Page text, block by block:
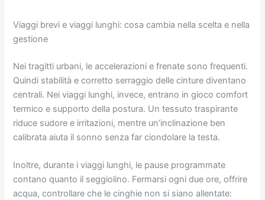
Viaggi brevi e viaggi lunghi: cosa cambia nella scelta e nella
gestione
Nei tragitti urbani, le accelerazioni e frenate sono frequenti.
Quindi stabilità e corretto serraggio delle cinture diventano
centrali. Nei viaggi lunghi, invece, entrano in gioco comfort
termico e supporto della postura. Un tessuto traspirante
riduce sudore e irritazioni, mentre un’inclinazione ben
calibrata aiuta il sonno senza far ciondolare la testa.
Inoltre, durante i viaggi lunghi, le pause programmate
contano quanto il seggiolino. Fermarsi ogni due ore, offrire
acqua, controllare che le cinghie non si siano allentate: